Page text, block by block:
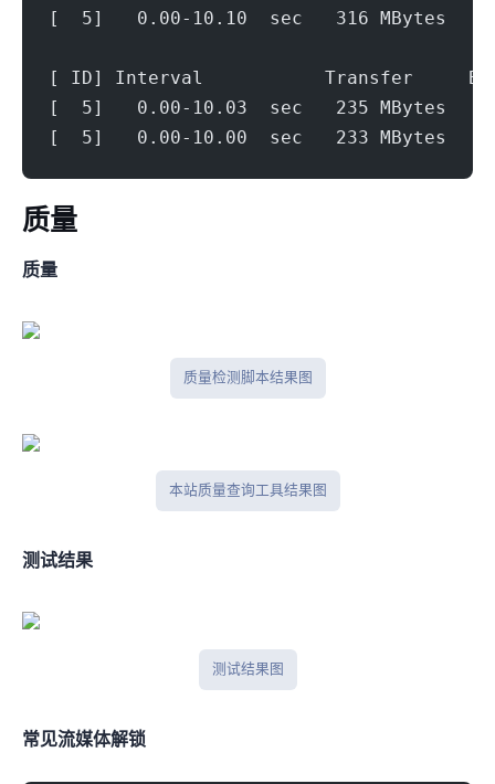
[  5]   0.00-10.10  sec   316 MBytes
[ ID] Interval           Transfer
[  5]   0.00-10.03  sec   235 MBytes
[  5]   0.00-10.00  sec   233 MBytes
ip质量
IPV4质量
IP质量检测脚本结果图
本站IP质量查询工具结果图
IPlark测试结果
iplark测试结果图
常见流媒体解锁